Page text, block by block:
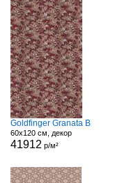
Goldfinger Granata B
60x120 см, декор
41912 р/м²